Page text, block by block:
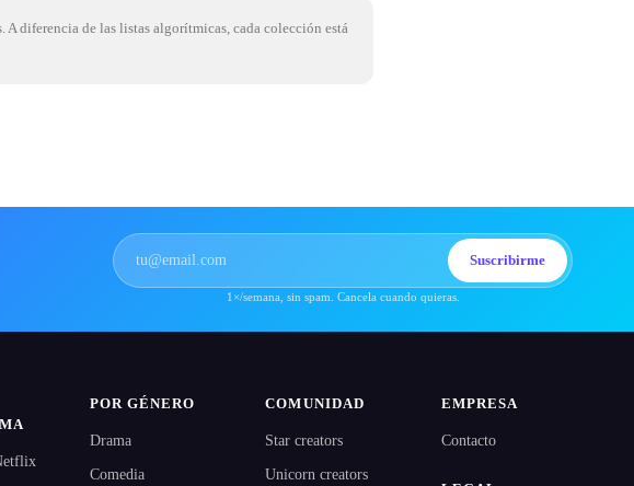
A diferencia de las listas algorítmicas, cada colección está
Suscribirme
1×/semana, sin spam. Cancela cuando quieras.
POR GÉNERO
Drama
Comedia
COMUNIDAD
Star creators
Unicorn creators
EMPRESA
Contacto